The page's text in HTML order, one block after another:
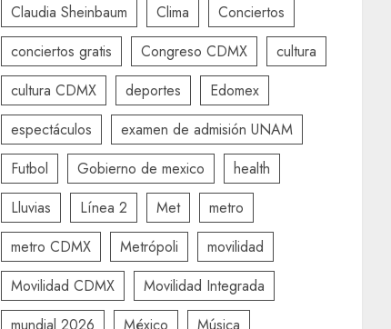
Claudia Sheinbaum
Clima
Conciertos
conciertos gratis
Congreso CDMX
cultura
cultura CDMX
deportes
Edomex
espectáculos
examen de admisión UNAM
Futbol
Gobierno de mexico
health
Lluvias
Línea 2 Met
metro
metro CDMX
Metrópoli
movilidad
Movilidad CDMX
Movilidad Integrada
mundial 2026
México
Música